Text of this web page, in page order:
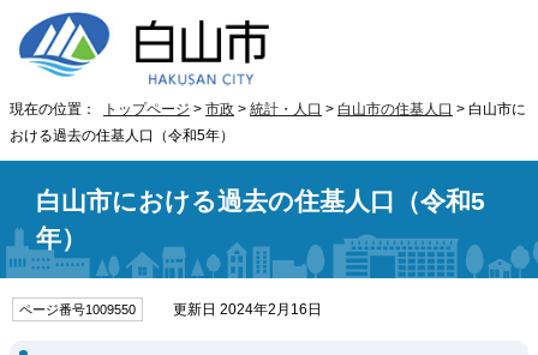
現在の位置： トップページ > 市政 > 統計・人口 > 白山市の住基人口 > 白山市に
おける過去の住基人口（令和5年）
白山市における過去の住基人口（令和5
年）
ページ番号1009550 更新日 2024年2月16日